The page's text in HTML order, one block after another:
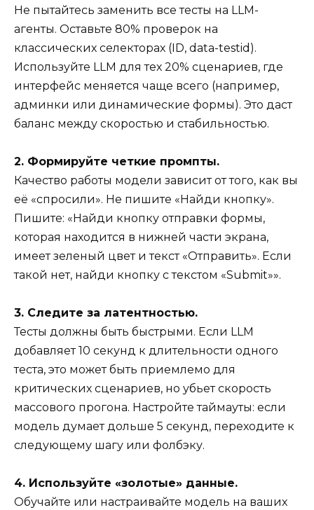
Не пытайтесь заменить все тесты на LLM-
агенты. Оставьте 80% проверок на
классических селекторах (ID, data-testid).
Используйте LLM для тех 20% сценариев, где
интерфейс меняется чаще всего (например,
админки или динамические формы). Это даст
баланс между скоростью и стабильностью.
2. Формируйте четкие промпты.
Качество работы модели зависит от того, как вы
её «спросили». Не пишите «Найди кнопку».
Пишите: «Найди кнопку отправки формы,
которая находится в нижней части экрана,
имеет зеленый цвет и текст «Отправить». Если
такой нет, найди кнопку с текстом «Submit»».
3. Следите за латентностью.
Тесты должны быть быстрыми. Если LLM
добавляет 10 секунд к длительности одного
теста, это может быть приемлемо для
критических сценариев, но убьет скорость
массового прогона. Настройте таймауты: если
модель думает дольше 5 секунд, переходите к
следующему шагу или фолбэку.
4. Используйте «золотые» данные.
Обучайте или настраивайте модель на ваших